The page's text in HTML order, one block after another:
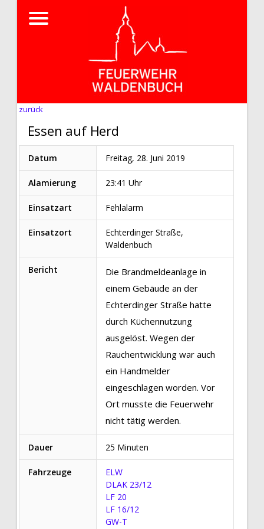
zurück
Essen auf Herd
Datum Freitag, 28. Juni 2019
Alamierung 23:41 Uhr
Einsatzart Fehlalarm
Einsatzort
Echterdinger Straße,
Waldenbuch
Bericht
Die Brandmeldeanlage in
einem Gebäude an der
Echterdinger Straße hatte
durch Küchennutzung
ausgelöst. Wegen der
Rauchentwicklung war auch
ein Handmelder
eingeschlagen worden. Vor
Ort musste die Feuerwehr
nicht tätig werden.
Dauer 25 Minuten
Fahrzeuge
ELW
DLAK 23/12
LF 20
LF 16/12
GW-T